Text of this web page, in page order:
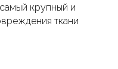
крупный и
ткани